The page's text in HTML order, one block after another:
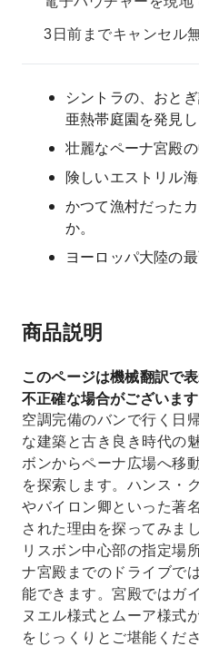
3日前までキャンセル
シントラの、おと
亜熱帯庭園を発見し
壮麗なペーナ宮殿
険しいエストリル
かつて漁村だった
か。
ヨーロッパ大陸の
商品説明
このページは機械翻訳で
不正確な場合がございます
空調完備のバンで行く日
な建築と古き良き時代の
ボンからペーナ広場へ移
を探索します。ハンス・
やバイロン卿といった著
された理由を探ってみま
リスボン中心部の指定場
ナ宮殿までのドライブで
能できます。宮殿ではガ
ヌエル様式とムーア様式
をじっくりとご堪能くだ